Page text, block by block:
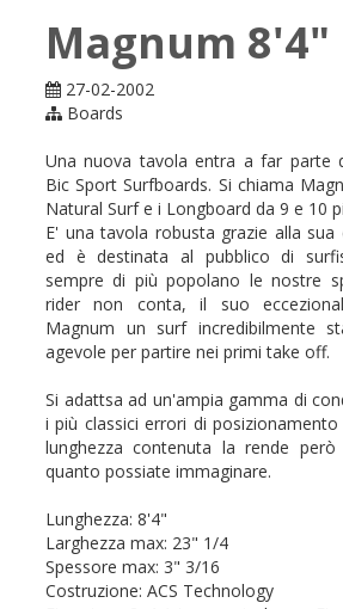
Magnum 8'4"
27-02-2002
Boards
Una nuova tavola entra a far parte
Bic Sport Surfboards. Si chiama
Natural Surf e i Longboard da 9 e 10
E' una tavola robusta grazie alla sua
ed è destinata al pubblico di
sempre di più popolano le nostre
rider non conta, il suo
Magnum un surf incredibilmente
agevole per partire nei primi take off.
Si adattsa ad un'ampia gamma di
i più classici errori di
lunghezza contenuta la rende
quanto possiate immaginare.
Lunghezza: 8'4"
Larghezza max: 23" 1/4
Spessore max: 3" 3/16
Costruzione: ACS Technology